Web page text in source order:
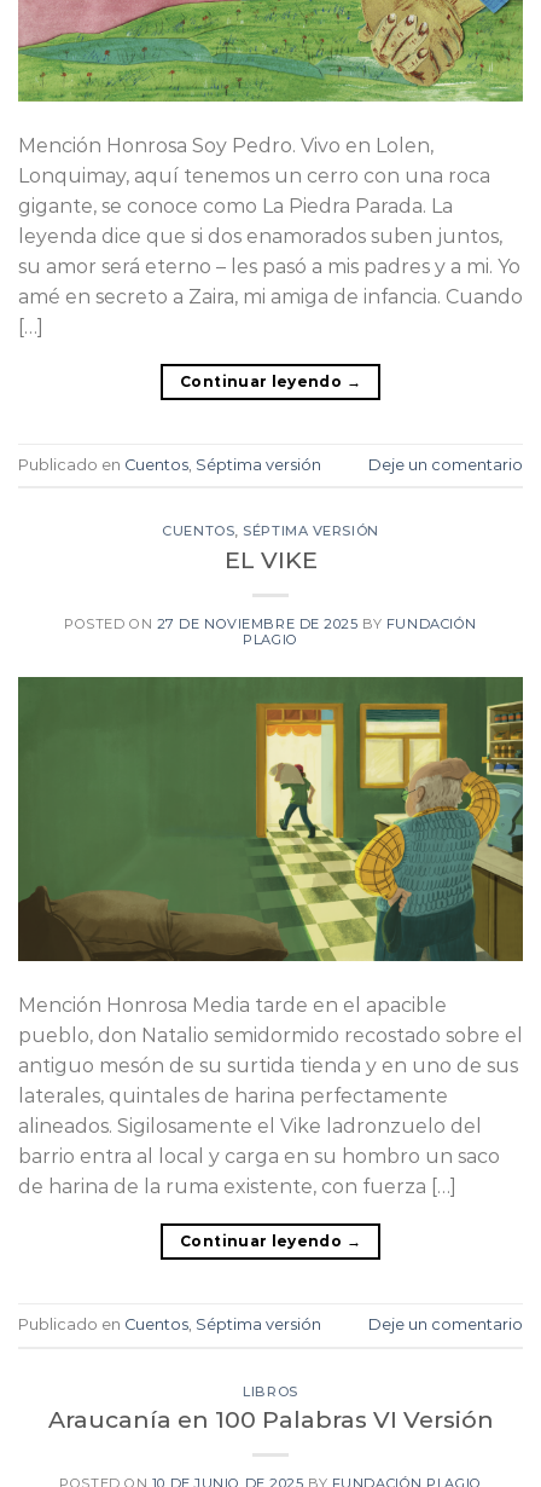
Mención Honrosa Soy Pedro. Vivo en Lolen,
Lonquimay, aquí tenemos un cerro con una roca
gigante, se conoce como La Piedra Parada. La
leyenda dice que si dos enamorados suben juntos,
su amor será eterno – les pasó a mis padres y a mi. Yo
amé en secreto a Zaira, mi amiga de infancia. Cuando
[…]
Continuar leyendo →
Publicado en Cuentos Séptima versión Deje un comentario
CUENTOS, SÉPTIMA VERSIÓN
EL VIKE
POSTED ON 27 DE NOVIEMBRE DE 2025 BY FUNDACIÓN
PLAGIO
Mención Honrosa Media tarde en el apacible
pueblo, don Natalio semidormido recostado sobre el
antiguo mesón de su surtida tienda y en uno de sus
laterales, quintales de harina perfectamente
alineados. Sigilosamente el Vike ladronzuelo del
barrio entra al local y carga en su hombro un saco
de harina de la ruma existente, con fuerza […]
Continuar leyendo →
Publicado en Cuentos Séptima versión Deje un comentario
LIBROS
Araucanía en 100 Palabras VI Versión
POSTED ON 10 DE JUNIO DE 2025 BY FUNDACIÓN PLAGIO